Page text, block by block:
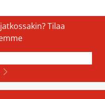
Tilaa